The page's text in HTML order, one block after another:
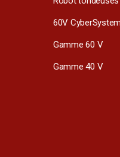
60V CyberSystem
Gamme 60 V
Gamme 40 V